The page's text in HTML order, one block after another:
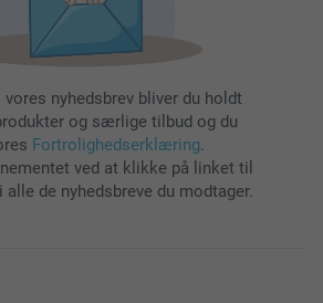
nyhedsbrev bliver du holdt
og særlige tilbud og du
Fortrolighedserklæring.
ved at klikke på linket til
de nyhedsbreve du modtager.